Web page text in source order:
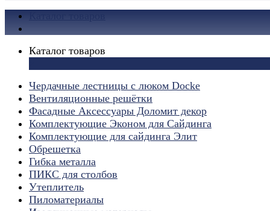
Каталог товаров
Чердачные лестницы с люком Docke
Вентиляционные решётки
Фасадные Аксессуары Доломит декор
Комплектующие Эконом для Сайдинга
Комплектующие для cайдинга Элит
Обрешетка
Гибка металла
ПИКС для столбов
Утеплитель
Пиломатериалы